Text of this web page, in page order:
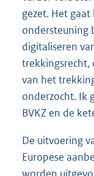
gezet. Het
ondersteuning
digitaliseren
trekkingsrecht,
van het
onderzocht. Ik
BVKZ en de
De uitvoering
Europese